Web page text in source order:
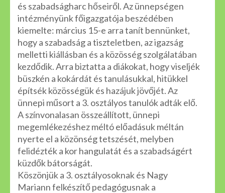
és szabadságharc hőseiről. Az ünnepségen
intézményünk főigazgatója beszédében
kiemelte: március 15-e arra tanít bennünket,
hogy a szabadság a tiszteletben, az igazság
melletti kiállásban és a közösség szolgálatában
kezdődik. Arra biztatta a diákokat, hogy viseljék
büszkén a kokárdát és tanulásukkal, hitükkel
építsék közösségük és hazájuk jövőjét. Az
ünnepi műsort a 3. osztályos tanulók adták elő.
A színvonalasan összeállított, ünnepi
megemlékezéshez méltó előadásuk méltán
nyerte el a közönség tetszését, melyben
felidézték a kor hangulatát és a szabadságért
küzdők bátorságát.
Köszönjük a 3. osztályosoknak és Nagy
Mariann felkészítő pedagógusnak a